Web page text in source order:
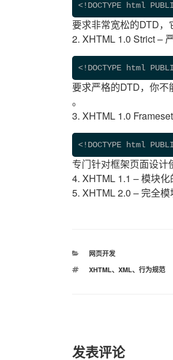
<!DOCTYPE html
要求非常宽松的DTD，
2. XHTML 1.0 Strict –
<!DOCTYPE html
要求严格的DTD，你
。
3. XHTML 1.0
<!DOCTYPE html
专门针对框架页面设
4. XHTML 1.1 – 模块
5. XHTML 2.0 – 完全
分
网页开发
标
XHTML、 XML、 行为规范
发表评论